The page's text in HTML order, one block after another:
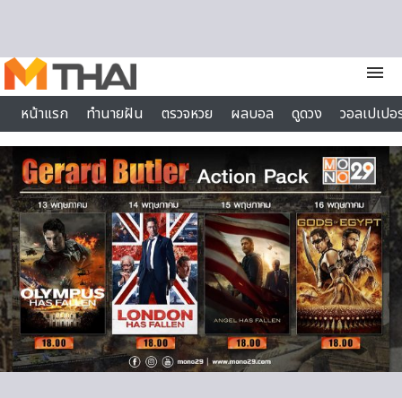
menu
หน้าแรก
ทำนายฝัน ตรวจหวย ผลบอล ดูดวง
วอลเปเป
ไลฟ์สไตล์